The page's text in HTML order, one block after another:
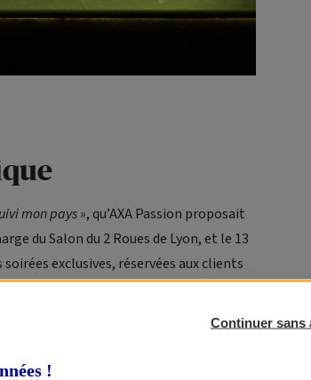
Continuer sans
!
mon pays », qu’AXA Passion proposait
du Salon du 2 Roues de Lyon, et le 13
exclusives, réservées aux clients
la passion dudeux-rouesautour d’un